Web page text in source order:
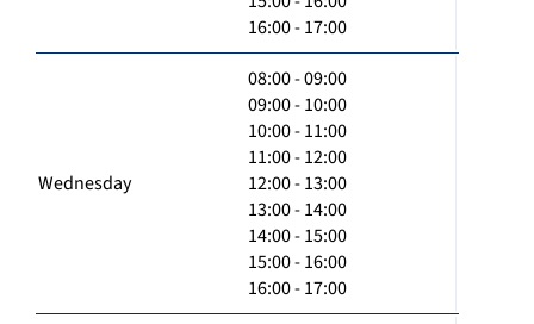
16:00 - 17:00
Wednesday
08:00 - 09:00
09:00 - 10:00
10:00 - 11:00
11:00 - 12:00
12:00 - 13:00
13:00 - 14:00
14:00 - 15:00
15:00 - 16:00
16:00 - 17:00